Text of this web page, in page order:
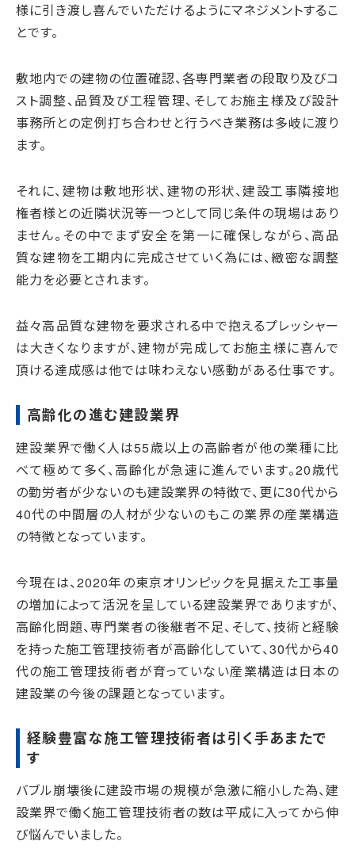
様に引き渡し喜んでいただけるようにマネジメントするこ
とです。
敷地内での建物の位置確認、各専門業者の段取り及びコ
スト調整、品質及び工程管理、そしてお施主様及び設計
事務所との定例打ち合わせと行うべき業務は多岐に渡り
ます。
それに、建物は敷地形状、建物の形状、建設工事隣接地
権者様との近隣状況等一つとして同じ条件の現場はあり
ません。その中でまず安全を第一に確保しながら、高品
質な建物を工期内に完成させていく為には、緻密な調整
能力を必要とされます。
益々高品質な建物を要求される中で抱えるプレッシャー
は大きくなりますが、建物が完成してお施主様に喜んで
頂ける達成感は他では味わえない感動がある仕事です。
高齢化の進む建設業界
建設業界で働く人は55歳以上の高齢者が他の業種に比
べて極めて多く、高齢化が急速に進んでいます。20歳代
の勤労者が少ないのも建設業界の特徴で、更に30代から
40代の中間層の人材が少ないのもこの業界の産業構造
の特徴となっています。
今現在は、2020年の東京オリンピックを見据えた工事量
の増加によって活況を呈している建設業界でありますが、
高齢化問題、専門業者の後継者不足、そして、技術と経験
を持った施工管理技術者が高齢化していて、30代から40
代の施工管理技術者が育っていない産業構造は日本の
建設業の今後の課題となっています。
経験豊富な施工管理技術者は引く手あまたで
す
バブル崩壊後に建設市場の規模が急激に縮小した為、建
設業界で働く施工管理技術者の数は平成に入ってから伸
び悩んでいました。